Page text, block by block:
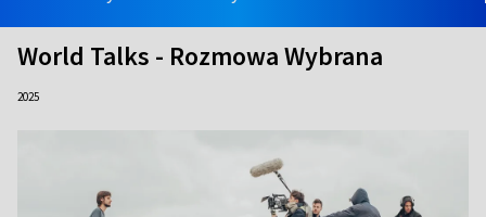
World Talks - Rozmowa Wybrana
2025